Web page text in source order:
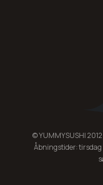
© YUMMYSUSHI
Åbningstider: tirsdag